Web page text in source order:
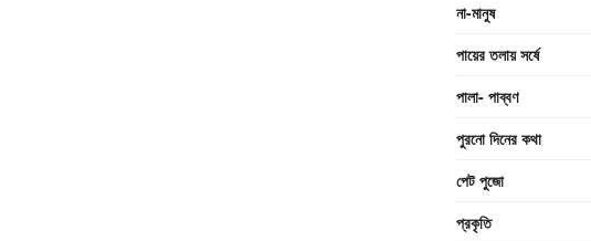
না-মানুষ
পায়ের তলায় সর্ষে
পালা- পাব্বণ
পুরনো দিনের কথা
পেট পুজো
প্রকৃতি